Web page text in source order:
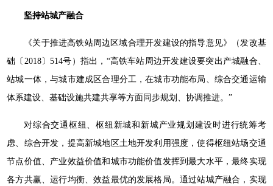
坚持站城产融合
《关于推进高铁站周边区域合理开发建设的指导意见》（发改基
础〔2018〕514号）指出，“高铁车站周边开发建设要突出产城融合、
站城一体，与城市建成区合理分工，在城市功能布局、综合交通运输
体系建设、基础设施共建共享等方面同步规划、协调推进。”
对综合交通枢纽、枢纽新城和新城产业规划建设时进行统筹考
虑、综合开发，提高新城地区土地开发利用强度，使得枢纽站场交通
节点价值、产业效益价值和城市功能价值发挥到最大水平，最终实现
各方共赢、运行均衡、效益最优的发展格局。通过站城产融合，实现